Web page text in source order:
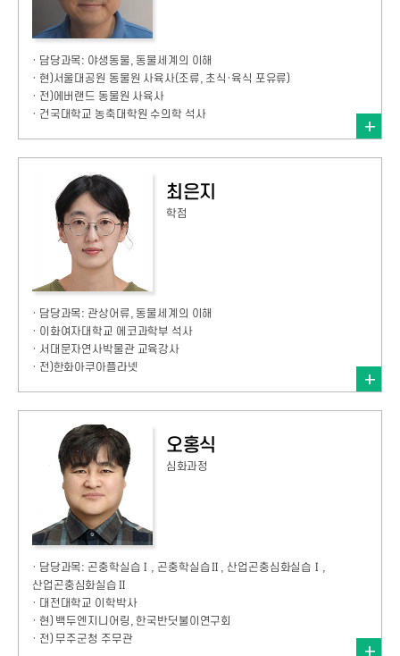
· 담당과목: 야생동물, 동물세계의 이해
· 현)서울대공원 동물원 사육사(조류, 초식·육식 포유류)
· 전)에버랜드 동물원 사육사
· 건국대학교 농축대학원 수의학 석사
최은지
학점
· 담당과목: 관상어류, 동물세계의 이해
· 이화여자대학교 에코과학부 석사
· 서대문자연사박물관 교육강사
· 전)한화아쿠아플라넷
오홍식
심화과정
· 담당과목: 곤충학실습Ⅰ, 곤충학실습Ⅱ, 산업곤충심화실습Ⅰ,
산업곤충심화실습Ⅱ
· 대전대학교 이학박사
· 현) 백두엔지니어링, 한국반딧불이연구회
· 전) 무주군청 주무관